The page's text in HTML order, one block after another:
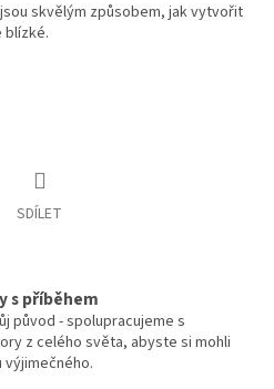
skvělým způsobem, jak vytvořit
blízké.
SDÍLET
s příběhem
původ - spolupracujeme s
z celého světa, abyste si mohli